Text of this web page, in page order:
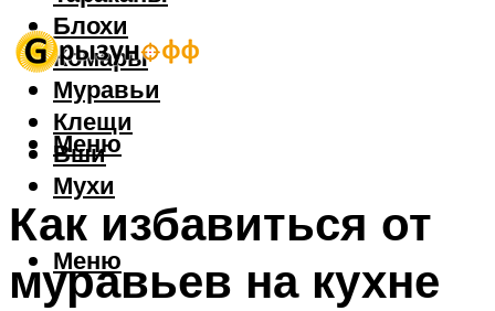
Блохи
Комары
Муравьи
Клещи
Вши
Мухи
Меню
Меню
Как избавиться от
муравьев на кухне